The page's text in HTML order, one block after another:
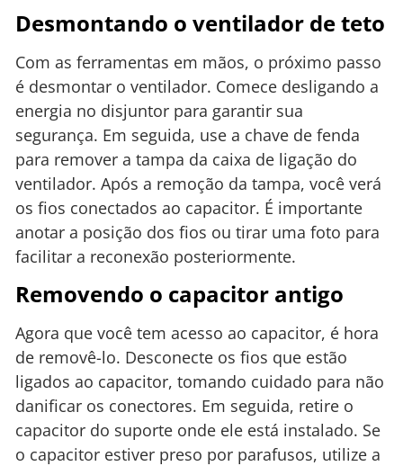
Desmontando o ventilador de teto
Com as ferramentas em mãos, o próximo passo
é desmontar o ventilador. Comece desligando a
energia no disjuntor para garantir sua
segurança. Em seguida, use a chave de fenda
para remover a tampa da caixa de ligação do
ventilador. Após a remoção da tampa, você verá
os fios conectados ao capacitor. É importante
anotar a posição dos fios ou tirar uma foto para
facilitar a reconexão posteriormente.
Removendo o capacitor antigo
Agora que você tem acesso ao capacitor, é hora
de removê-lo. Desconecte os fios que estão
ligados ao capacitor, tomando cuidado para não
danificar os conectores. Em seguida, retire o
capacitor do suporte onde ele está instalado. Se
o capacitor estiver preso por parafusos, utilize a